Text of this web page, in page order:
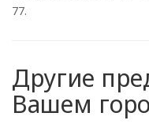
77.
Другие
Вашем